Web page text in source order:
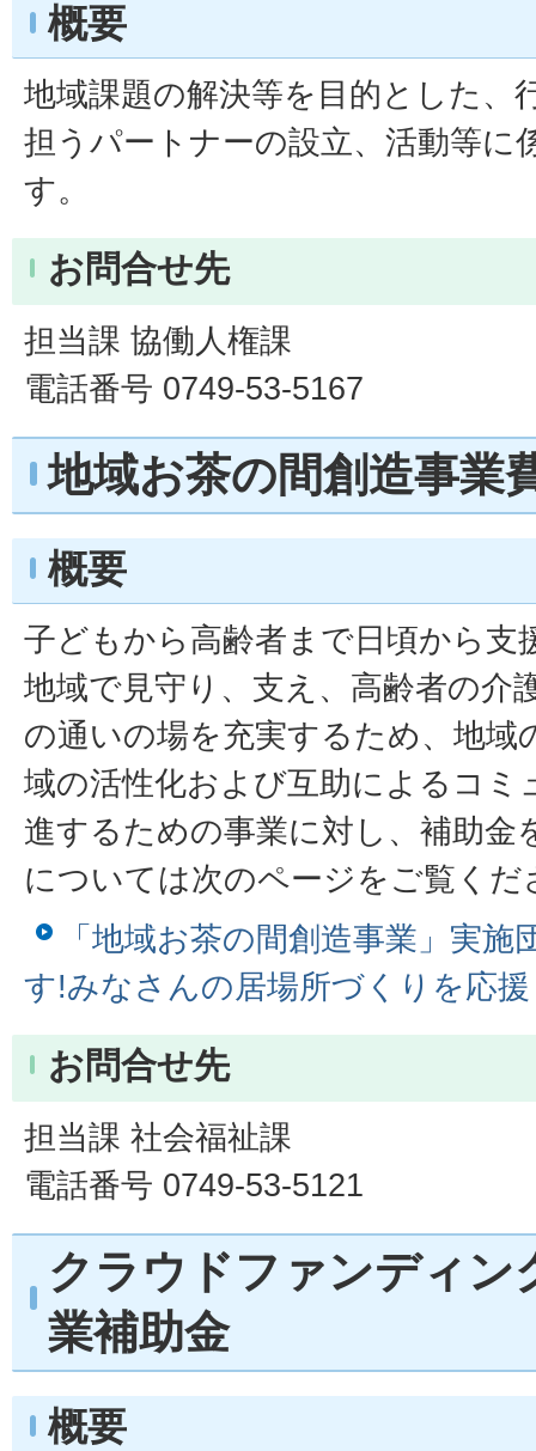
概要
地域課題の解決等を目的とした、
担うパートナーの設立、活動等に
す。
お問合せ先
担当課 協働人権課
電話番号 0749-53-5167
地域お茶の間創造事業
概要
子どもから高齢者まで日頃から支
地域で見守り、支え、高齢者の介
の通いの場を充実するため、地域
域の活性化および互助によるコミ
進するための事業に対し、補助金
については次のページをご覧くだ
「地域お茶の間創造事業」実
す!みなさんの居場所づくりを応
お問合せ先
担当課 社会福祉課
電話番号 0749-53-5121
クラウドファンディン
業補助金
概要